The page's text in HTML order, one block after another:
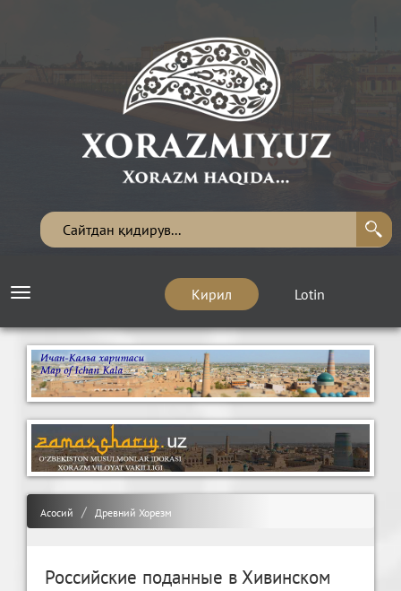
Кирил Lotin
Toggle
Асосий Древний Хорезм
Российские поданные в Хивинском